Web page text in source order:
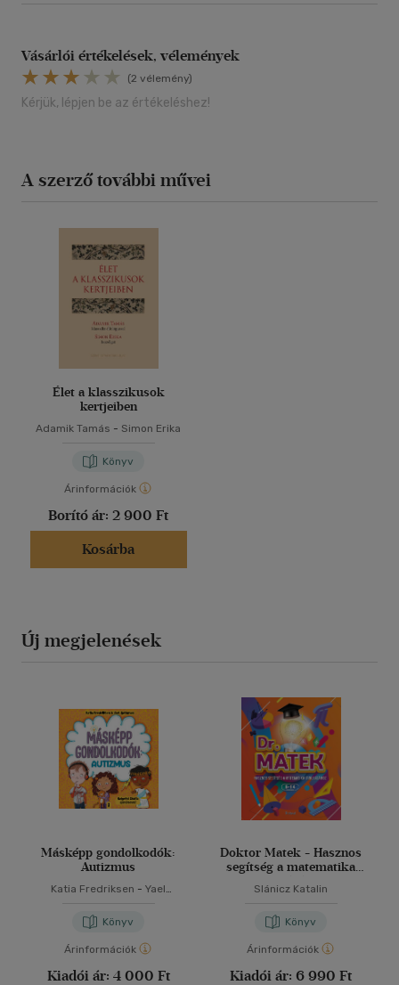
Vásárlói értékelések, vélemények
(2 vélemény)
Kérjük, lépjen be az értékeléshez!
A szerző további művei
Élet a klasszikusok
kertjeiben
Adamik Tamás - Simon Erika
Könyv
Árinformációk
Borító ár: 2 900 Ft
Kosárba
Új megjelenések
Másképp gondolkodók:
Autizmus
Katia Fredriksen - Yael
Könyv
Árinformációk
Kiadói ár: 4 000 Ft
Doktor Matek - Hasznos
segítség a matematika
Slánicz Katalin
Könyv
Árinformációk
Kiadói ár: 6 990 Ft